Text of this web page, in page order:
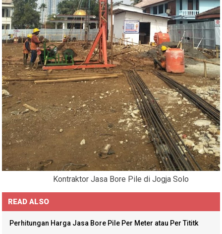
Kontraktor Jasa Bore Pile di Jogja Solo
READ ALSO
Perhitungan Harga Jasa Bore Pile Per Meter atau Per Tititk